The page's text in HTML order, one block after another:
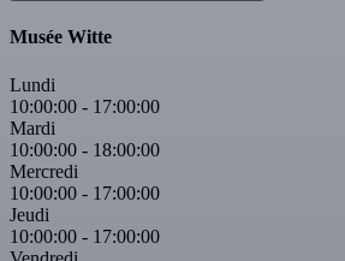
Musée Witte
Lundi
10:00:00 - 17:00:00
Mardi
10:00:00 - 18:00:00
Mercredi
10:00:00 - 17:00:00
Jeudi
10:00:00 - 17:00:00